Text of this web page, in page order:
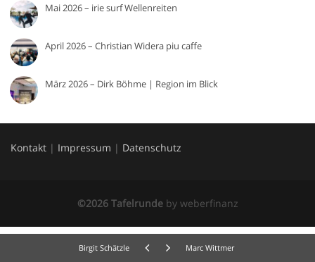
Birgit Schätzle Marc Wittmer
Mai 2026 – irie surf Wellenreiten
April 2026 – Christian Widera piu caffe
März 2026 – Dirk Böhme | Region im Blick
Kontakt | Impressum | Datenschutz
©2026 Tafelrundeby weberfinanz